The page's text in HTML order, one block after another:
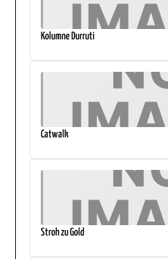
Kolumne Durruti
Catwalk
Stroh zu Gold